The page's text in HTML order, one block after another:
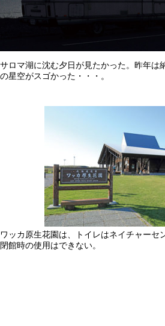
サロマ湖に沈む夕日が見たかった。昨年は
の星空がスゴかった・・・。
ワッカ原生花園は、トイレはネイチャーセ
閉館時の使用はできない。